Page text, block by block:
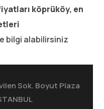
köprüköy, en
bilgi alabilirsiniz
Sok. Boyut Plaza